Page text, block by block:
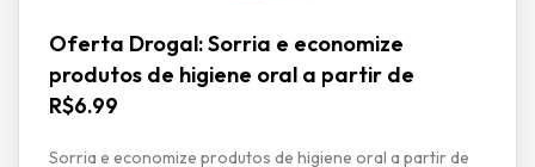
Oferta Drogal: Sorria e economize
produtos de higiene oral a partir de
R$6.99
Sorria e economize produtos de higiene oral a partir de